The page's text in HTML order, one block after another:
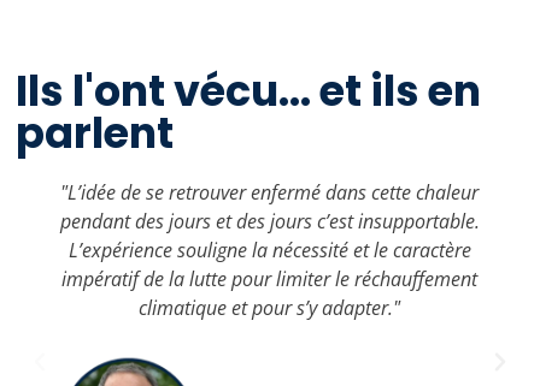
Ils l'ont vécu... et ils en
parlent
"L’idée de se retrouver enfermé dans cette chaleur
pendant des jours et des jours c’est insupportable.
L’expérience souligne la nécessité et le caractère
impératif de la lutte pour limiter le réchauffement
climatique et pour s’y adapter."